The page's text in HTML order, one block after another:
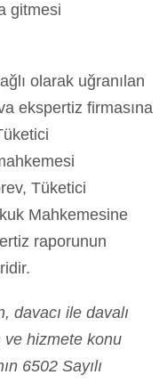
gitmesi
olarak uğranılan
ekspertiz firmasına
Tüketici
Mahkemesine
raporunun
davacı ile davalı
ve hizmete konu
6502 Sayılı